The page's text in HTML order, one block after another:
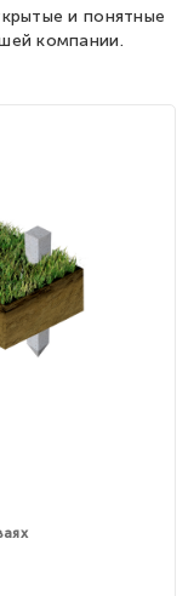
и понятные
компании.